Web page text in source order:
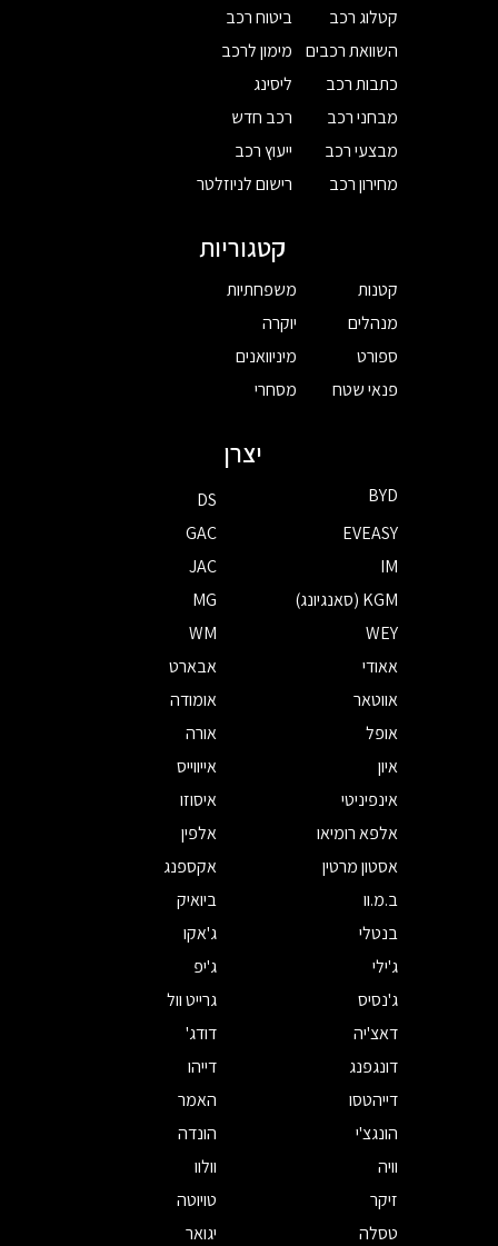
קטלוג רכב
השוואת רכבים
כתבות רכב
מבחני רכב
מבצעי רכב
מחירון רכב
ביטוח רכב
מימון לרכב
ליסינג
רכב חדש
ייעוץ רכב
רישום לניוזלטר
קטגוריות
קטנות
מנהלים
ספורט
פנאי שטח
משפחתיות
יוקרה
מיניוואנים
מסחרי
יצרן
BYD
DS
EVEASY
GAC
IM
JAC
KGM (סאנגיונג)
MG
WEY
WM
אאודי
אבארט
אווטאר
אומודה
אופל
אורה
איון
אייווייס
אינפיניטי
איסוזו
אלפא רומיאו
אלפין
אסטון מרטין
אקספנג
ב.מ.וו
ביואיק
בנטלי
ג'אקו
ג'ילי
ג'יפ
ג'נסיס
גרייט וול
דאצ'יה
דודג'
דונגפנג
דייהו
דייהטסו
האמר
הונגצ'י
הונדה
וויה
וולוו
זיקר
טויוטה
טסלה
יגואר